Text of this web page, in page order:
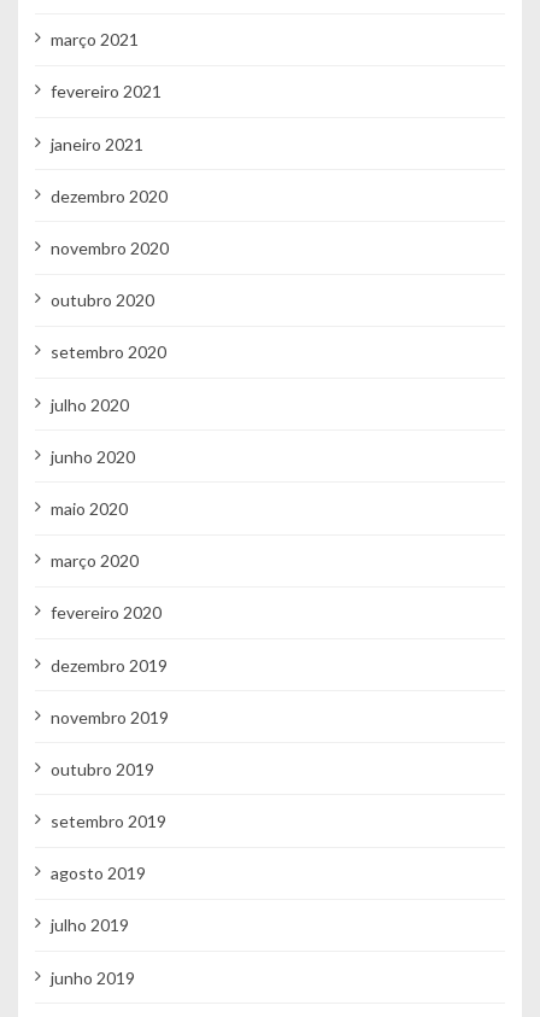
março 2021
fevereiro 2021
janeiro 2021
dezembro 2020
novembro 2020
outubro 2020
setembro 2020
julho 2020
junho 2020
maio 2020
março 2020
fevereiro 2020
dezembro 2019
novembro 2019
outubro 2019
setembro 2019
agosto 2019
julho 2019
junho 2019